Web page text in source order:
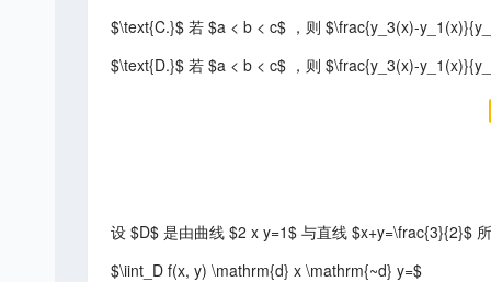
$\text{C.}$ 若 $a < b < c$ ，则 $\frac{y_3(x)-
$\text{D.}$ 若 $a < b < c$ ，则 $\frac{y_3(x)-
设 $D$ 是由曲线 $2 x y=1$ 与直线 $x+y=\frac{3}{2}$
$\iint_D f(x, y) \mathrm{d} x \mathrm{~d} y=$